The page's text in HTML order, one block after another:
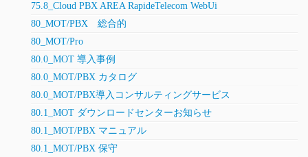
75.8_Cloud PBX AREA RapideTelecom WebUi
80_MOT/PBX 総合的
80_MOT/Pro
80.0_MOT 導入事例
80.0_MOT/PBX カタログ
80.0_MOT/PBX導入コンサルティングサービス
80.1_MOT ダウンロードセンターお知らせ
80.1_MOT/PBX マニュアル
80.1_MOT/PBX 保守